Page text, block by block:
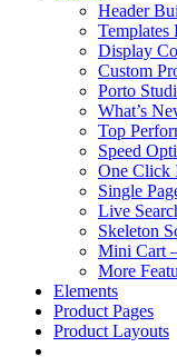
Header
Templates
Display
Custom
Porto
What’s
Top
Speed
One Click
Single
Live
Skeleton
Mini Cart
More
Elements
Product Pages
Product Layouts